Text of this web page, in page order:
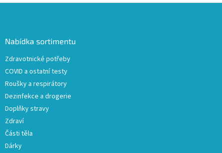
Nabídka sortimentu
Zdravotnické potřeby
COVID a ostatní testy
Roušky a respirátory
Dezinfekce a drogerie
Doplňky stravy
Zdraví
Části těla
Dárky